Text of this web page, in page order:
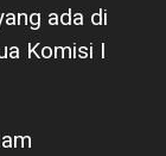
ada di
Komisi I